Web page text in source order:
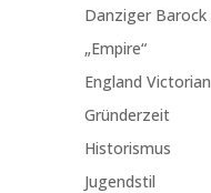
Danziger Barock
„Empire“
England Victorian
Gründerzeit
Historismus
Jugendstil